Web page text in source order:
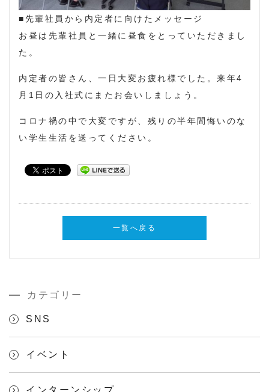
■先輩社員から内定者に向けたメッセージ
お昼は先輩社員と一緒に昼食をとっていただきまし
た。
内定者の皆さん、一日大変お疲れ様でした。来年4
月1日の入社式にまたお会いしましょう。
コロナ禍の中で大変ですが、残りの半年間悔いのな
い学生生活を送ってください。
一覧へ戻る
カテゴリー
SNS
イベント
インターンシップ